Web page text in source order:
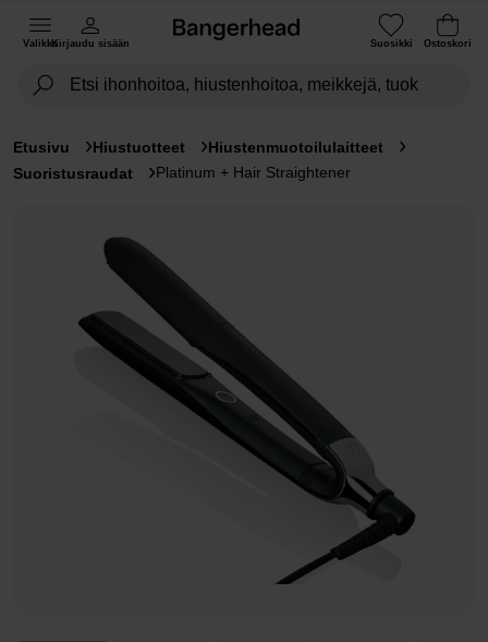
ValikkoKirjaudu sisään Suosikki Ostoskori
Etusivu Hiustuotteet
Hiustenmuotoilulaitteet
Suoristusraudat
Platinum + Hair Straightener